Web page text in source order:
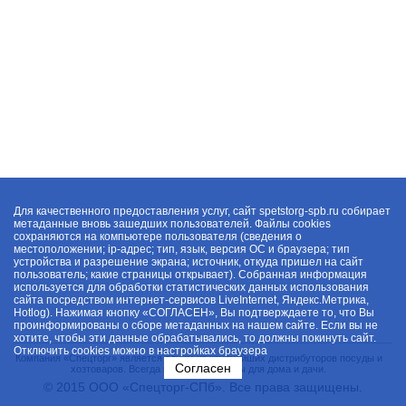
Компания «Спецторг» является одним из крупнейших дистрибуторов посуды и
хозтоваров. Всегда в наличии товары для дома и дачи.
© 2015 ООО «Спецторг-СПб». Все права защищены.
Для качественного предоставления услуг, сайт spetstorg-spb.ru собирает
метаданные вновь зашедших пользователей. Файлы cookies
сохраняются на компьютере пользователя (сведения о
местоположении; ip-адрес; тип, язык, версия ОС и браузера; тип
устройства и разрешение экрана; источник, откуда пришел на сайт
пользователь; какие страницы открывает). Собранная информация
используется для обработки статистических данных использования
сайта посредством интернет-сервисов LiveInternet, Яндекс.Метрика,
Hotlog). Нажимая кнопку «СОГЛАСЕН», Вы подтверждаете то, что Вы
проинформированы о сборе метаданных на нашем сайте. Если вы не
хотите, чтобы эти данные обрабатывались, то должны покинуть сайт.
Отключить cookies можно в настройках браузера
Согласен